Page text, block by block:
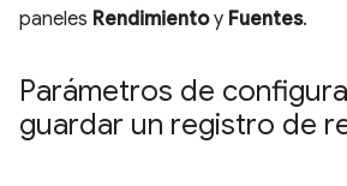
paneles Rendimientoy Fuentes.
Parámetros de
guardar un registro de